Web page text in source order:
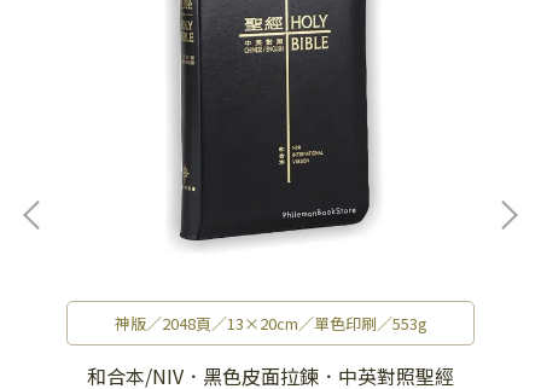
神版／2048頁／13×20cm／單色印刷／553g
和合本/NIV．黑色皮面拉鍊．中英對照聖經